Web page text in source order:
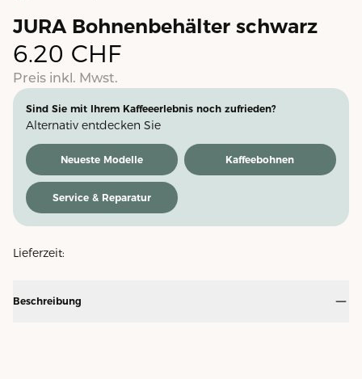
JURA Bohnenbehälter schwarz
6.20 CHF
Preis inkl. Mwst.
Sind Sie mit Ihrem Kaffeeerlebnis noch zufrieden?
Alternativ entdecken Sie
Neueste Modelle Kaffeebohnen
Service & Reparatur
Lieferzeit:
Beschreibung